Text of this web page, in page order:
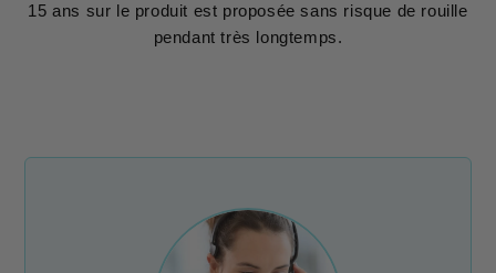
15 ans sur le produit est proposée sans risque de rouille
pendant très longtemps.